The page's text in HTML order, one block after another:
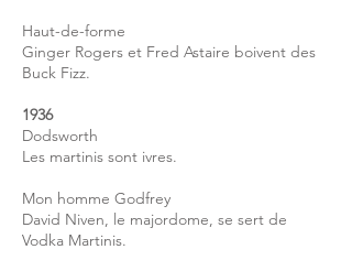
Haut-de-forme
Ginger Rogers et Fred Astaire boivent des
Buck Fizz.
1936
Dodsworth
Les martinis sont ivres.
Mon homme Godfrey
David Niven, le majordome, se sert de
Vodka Martinis.